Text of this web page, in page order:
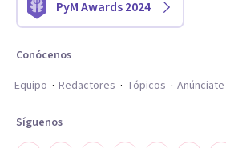
PyM Awards 2024
Conócenos
Equipo
Redactores Tópicos Anúnciate
Síguenos